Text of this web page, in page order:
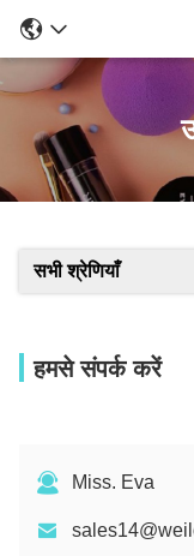
सभी श्रेणियाँ
हमसे संपर्क करें
Miss. Eva